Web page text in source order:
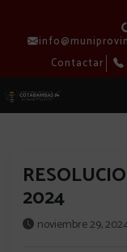
Contactar
2024
noviembre 29,